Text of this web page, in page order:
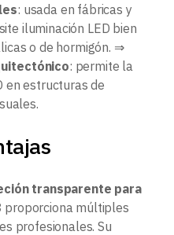
: usada en fábricas y
iluminación LED bien
o de hormigón. ⇒
: permite la
en estructuras de
transparente para
proporciona múltiples
profesionales. Su